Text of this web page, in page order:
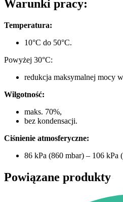
Warunki pracy:
Temperatura:
10°C do 50°C.
Powyżej 30°C:
redukcja maksymalnej mocy
Wilgotność:
maks. 70%,
bez kondensacji.
Ciśnienie atmosferyczne:
86 kPa (860 mbar) – 106 kPa
Powiązane produkty